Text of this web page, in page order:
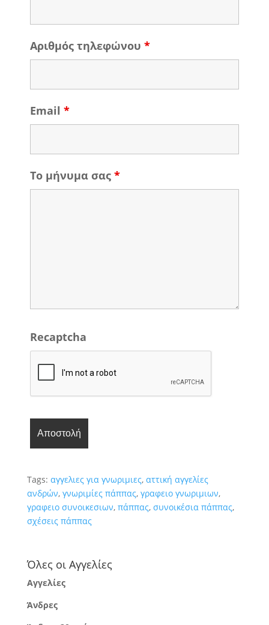
Αριθμός τηλεφώνου *
Email *
Το μήνυμα σας *
Recaptcha
Tags: αγγελιες για γνωριμιες, αττική αγγελίες
ανδρών, γνωριμίες πάππας, γραφειο γνωριμιων,
γραφειο συνοικεσιων, πάππας, συνοικέσια πάππας,
σχέσεις πάππας
Όλες οι Αγγελίες
Αγγελίες
Άνδρες